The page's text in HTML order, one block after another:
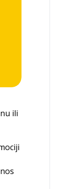
ili